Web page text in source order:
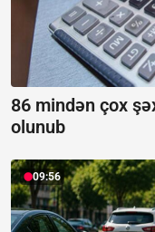
86 mindən çox
olunub
09:56